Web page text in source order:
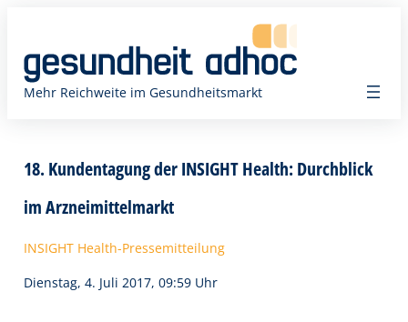
springen
Mehr Reichweite im Gesundheitsmarkt
18. Kundentagung der INSIGHT Health: Durchblick
im Arzneimittelmarkt
INSIGHT Health-Pressemitteilung
Dienstag, 4. Juli 2017, 09:59 Uhr